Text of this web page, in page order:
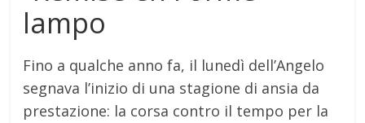
lampo
Fino a qualche anno fa, il lunedì dell’Angelo
segnava l’inizio di una stagione di ansia da
prestazione: la corsa contro il tempo per la